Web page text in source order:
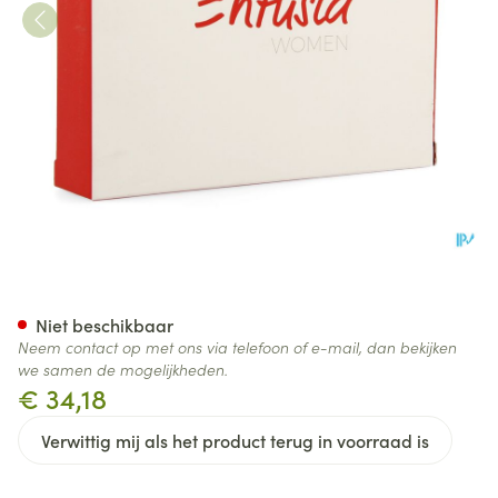
€ 34,18
Verwittig mij als het product terug in voorraad is
Niet beschikbaar
Neem contact op met ons via telefoon of e-mail, dan bekijken
we samen de mogelijkheden.